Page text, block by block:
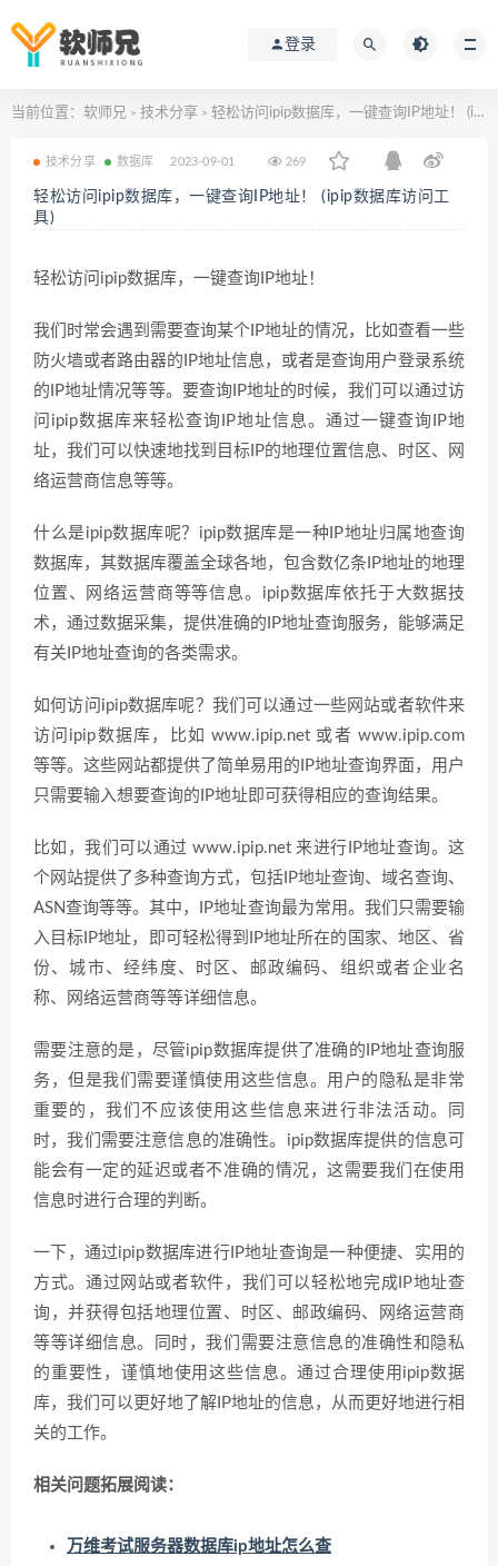
登录
当前位置： 软师兄 > 技术分享 > 轻松访问ipip数据库，一键查询IP地址！ (ipip数据库访问工具)
技术分享 数据库 2023-09-01 269
轻松访问ipip数据库，一键查询IP地址！ (ipip数据库访问工
具)
轻松访问ipip数据库，一键查询IP地址！
我们时常会遇到需要查询某个IP地址的情况，比如查看一些
防火墙或者路由器的IP地址信息，或者是查询用户登录系统
的IP地址情况等等。要查询IP地址的时候，我们可以通过访
问ipip数据库来轻松查询IP地址信息。通过一键查询IP地
址，我们可以快速地找到目标IP的地理位置信息、时区、网
络运营商信息等等。
什么是ipip数据库呢？ipip数据库是一种IP地址归属地查询
数据库，其数据库覆盖全球各地，包含数亿条IP地址的地理
位置、网络运营商等等信息。ipip数据库依托于大数据技
术，通过数据采集，提供准确的IP地址查询服务，能够满足
有关IP地址查询的各类需求。
如何访问ipip数据库呢？我们可以通过一些网站或者软件来
访问ipip数据库，比如 www.ipip.net 或者 www.ipip.com
等等。这些网站都提供了简单易用的IP地址查询界面，用户
只需要输入想要查询的IP地址即可获得相应的查询结果。
比如，我们可以通过 www.ipip.net 来进行IP地址查询。这
个网站提供了多种查询方式，包括IP地址查询、域名查询、
ASN查询等等。其中，IP地址查询最为常用。我们只需要输
入目标IP地址，即可轻松得到IP地址所在的国家、地区、省
份、城市、经纬度、时区、邮政编码、组织或者企业名
称、网络运营商等等详细信息。
需要注意的是，尽管ipip数据库提供了准确的IP地址查询服
务，但是我们需要谨慎使用这些信息。用户的隐私是非常
重要的，我们不应该使用这些信息来进行非法活动。同
时，我们需要注意信息的准确性。ipip数据库提供的信息可
能会有一定的延迟或者不准确的情况，这需要我们在使用
信息时进行合理的判断。
一下，通过ipip数据库进行IP地址查询是一种便捷、实用的
方式。通过网站或者软件，我们可以轻松地完成IP地址查
询，并获得包括地理位置、时区、邮政编码、网络运营商
等等详细信息。同时，我们需要注意信息的准确性和隐私
的重要性，谨慎地使用这些信息。通过合理使用ipip数据
库，我们可以更好地了解IP地址的信息，从而更好地进行相
关的工作。
相关问题拓展阅读：
万维考试服务器数据库ip地址怎么查